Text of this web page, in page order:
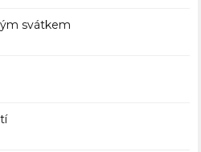
svátkem